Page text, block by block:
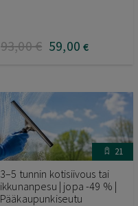
93,00€ 59,00 €
21
3–5 tunnin kotisiivous tai
ikkunanpesu | jopa -49 % |
Pääkaupunkiseutu